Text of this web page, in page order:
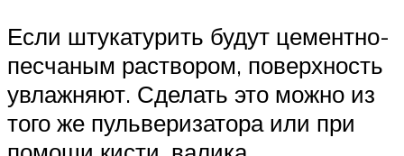
Если штукатурить будут цементно-
песчаным раствором, поверхность
увлажняют. Сделать это можно из
того же пульверизатора или при